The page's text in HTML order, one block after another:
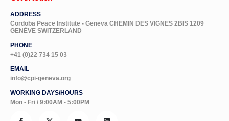
ADDRESS
Cordoba Peace Institute - Geneva CHEMIN DES VIGNES 2BIS 1209
GENÈVE SWITZERLAND
PHONE
+41 (0)22 734 15 03
EMAIL
info@cpi-geneva.org
WORKING DAYS/HOURS
Mon - Fri / 9:00AM - 5:00PM